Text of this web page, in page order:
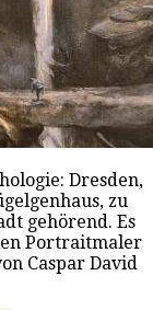
Dresden,
zu
gehörend. Es
Portraitmaler
Caspar David